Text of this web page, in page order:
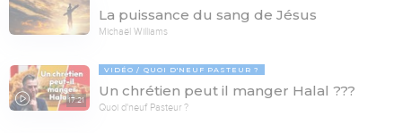
La puissance du sang de Jésus
Michaël Williams
17:21
VIDÉO QUOI D'NEUF PASTEUR ?
Un chrétien peut il manger Halal ???
Quoi d'neuf Pasteur ?